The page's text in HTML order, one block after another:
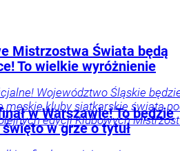
Mistrzostwa Świata będą
To wielkie wyróżnienie
Województwo Śląskie
męskie kluby siatkarskie świata
edycji Klubowych
w Warszawie! To będzie
w grze o tytuł